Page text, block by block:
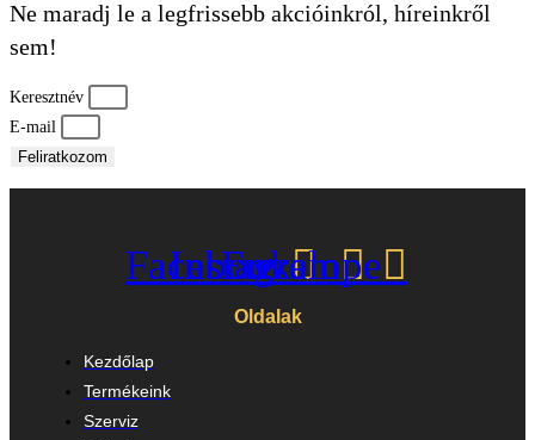
Ne maradj le a legfrissebb akcióinkról, híreinkről
sem!
Keresztnév
E-mail
Feliratkozom
Facebook
Instagram
Envelope
Oldalak
Kezdőlap
Termékeink
Szerviz